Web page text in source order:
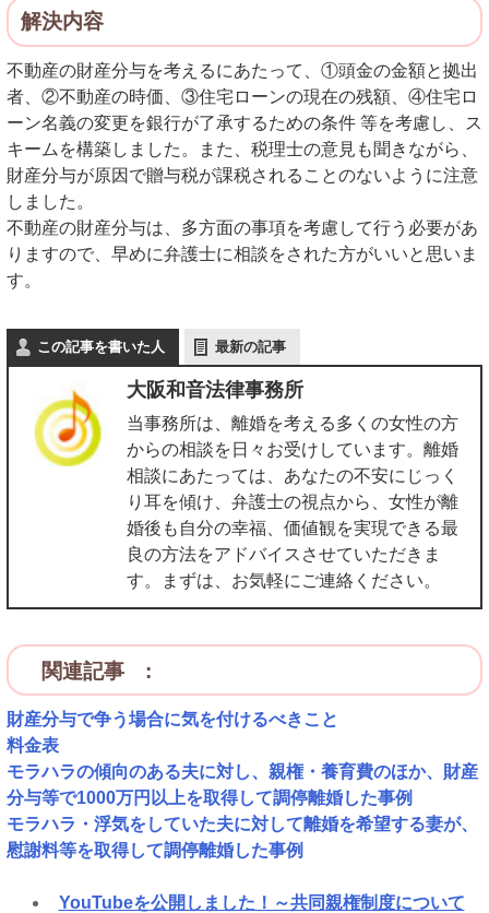
解決内容
不動産の財産分与を考えるにあたって、①頭金の金額と拠出
者、②不動産の時価、③住宅ローンの現在の残額、④住宅ロ
ーン名義の変更を銀行が了承するための条件 等を考慮し、ス
キームを構築しました。また、税理士の意見も聞きながら、
財産分与が原因で贈与税が課税されることのないように注意
しました。
不動産の財産分与は、多方面の事項を考慮して行う必要があ
りますので、早めに弁護士に相談をされた方がいいと思いま
す。
この記事を書いた人 最新の記事
大阪和音法律事務所
当事務所は、離婚を考える多くの女性の方
からの相談を日々お受けしています。離婚
相談にあたっては、あなたの不安にじっく
り耳を傾け、弁護士の視点から、女性が離
婚後も自分の幸福、価値観を実現できる最
良の方法をアドバイスさせていただきま
す。まずは、お気軽にご連絡ください。
関連記事 :
財産分与で争う場合に気を付けるべきこと
料金表
モラハラの傾向のある夫に対し、親権・養育費のほか、財産
分与等で1000万円以上を取得して調停離婚した事例
モラハラ・浮気をしていた夫に対して離婚を希望する妻が、
慰謝料等を取得して調停離婚した事例
YouTubeを公開しました！～共同親権制度について